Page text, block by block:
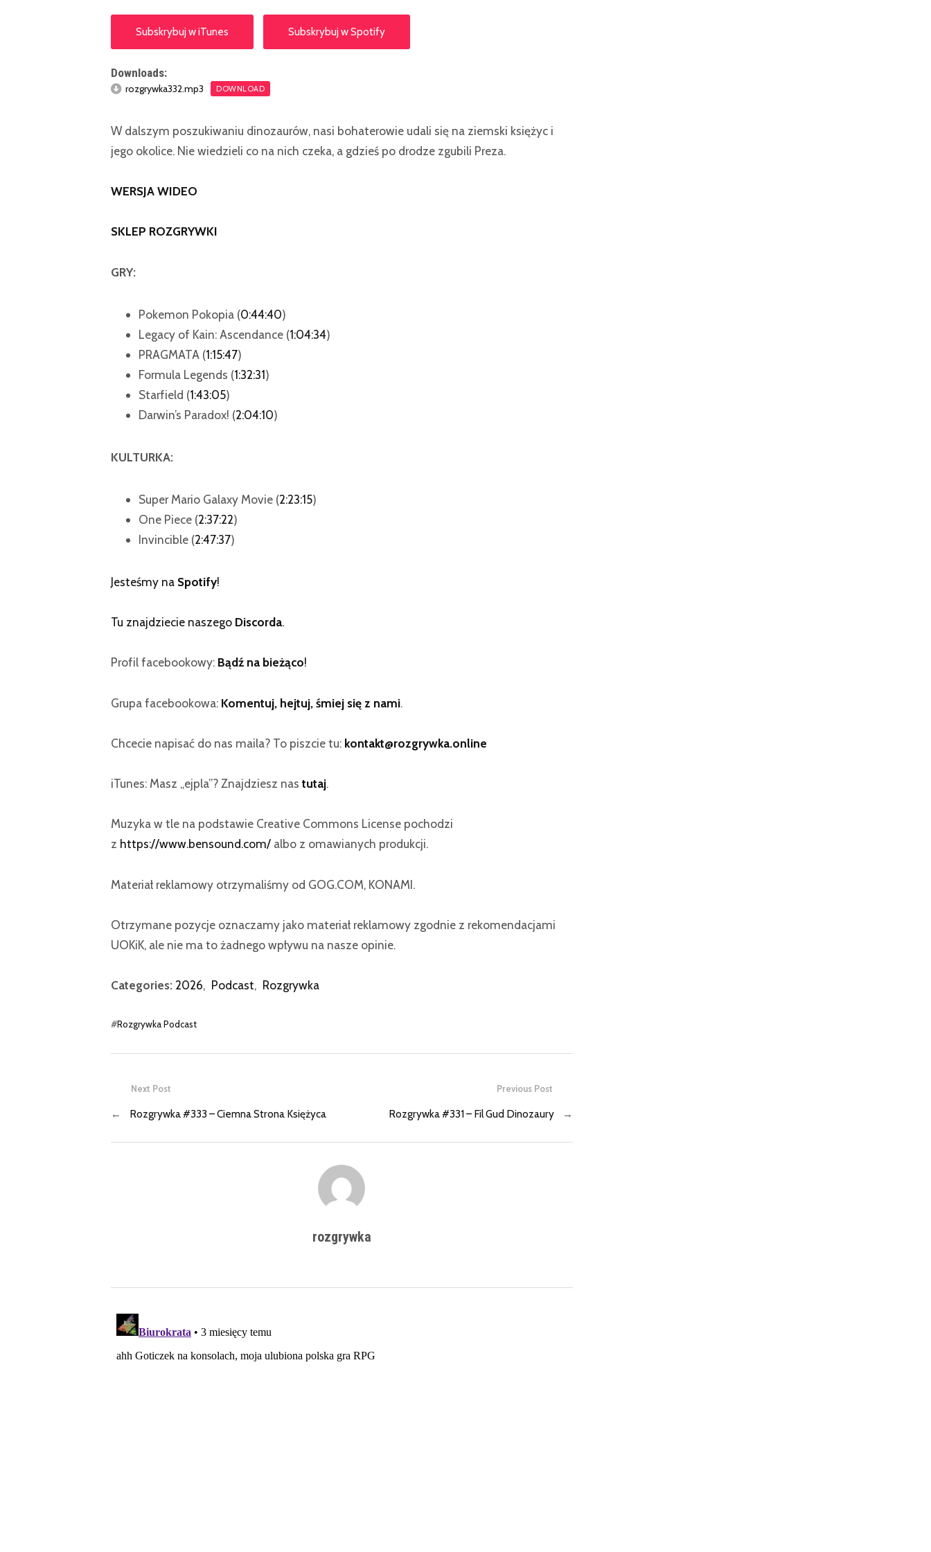
Subskrybuj w iTunes Subskrybuj w Spotify
Downloads:
rozgrywka332.mp3 DOWNLOAD
W dalszym poszukiwaniu dinozaurów, nasi bohaterowie udali się na ziemski księżyc i
jego okolice. Nie wiedzieli co na nich czeka, a gdzieś po drodze zgubili Preza.
WERSJA WIDEO
SKLEP ROZGRYWKI
GRY:
Pokemon Pokopia (0:44:40)
Legacy of Kain: Ascendance (1:04:34)
PRAGMATA (1:15:47)
Formula Legends (1:32:31)
Starfield (1:43:05)
Darwin’s Paradox! (2:04:10)
KULTURKA:
Super Mario Galaxy Movie (2:23:15)
One Piece (2:37:22)
Invincible (2:47:37)
Jesteśmy na Spotify!
Tu znajdziecie naszego Discorda.
Profil facebookowy: Bądź na bieżąco!
Grupa facebookowa: Komentuj, hejtuj, śmiej się z nami.
Chcecie napisać do nas maila? To piszcie tu: kontakt@rozgrywka.online
iTunes: Masz „ejpla”? Znajdziesz nastutaj.
Muzyka w tle na podstawie Creative Commons License pochodzi
z https://www.bensound.com/ albo z omawianych produkcji.
Materiał reklamowy otrzymaliśmy od GOG.COM, KONAMI.
Otrzymane pozycje oznaczamy jako materiał reklamowy zgodnie z rekomendacjami
UOKiK, ale nie ma to żadnego wpływu na nasze opinie.
Categories: 2026, Podcast, Rozgrywka
#Rozgrywka Podcast
Previous Post
Rozgrywka #331 – Fil Gud Dinozaury →
Next Post
← Rozgrywka #333 – Ciemna Strona Księżyca
rozgrywka